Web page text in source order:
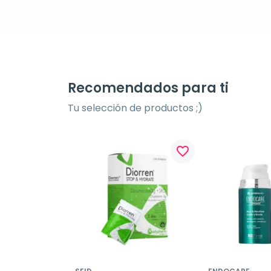
Recomendados para ti
Tu selección de productos ;)
favorite_border